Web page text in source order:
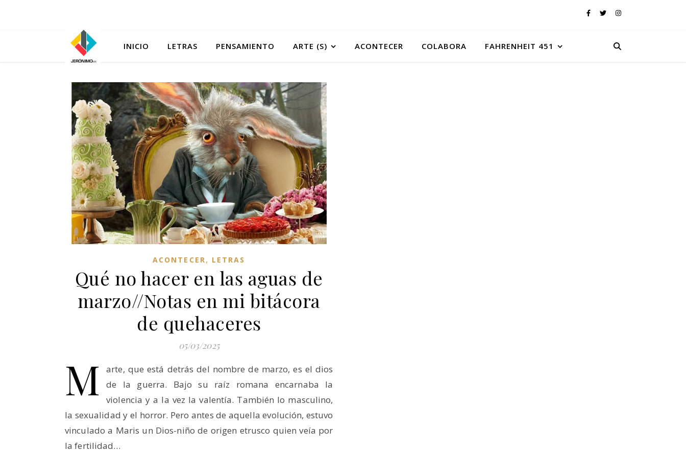
INICIO LETRAS PENSAMIENTO ARTE (S) ACONTECER COLABORA FAHRENHEIT 451
ACONTECER, LETRAS
Qué no hacer en las aguas de
marzo//Notas en mi bitácora
de quehaceres
05/03/2025
M
arte, que está detrás del nombre de marzo, es el dios
de la guerra. Bajo su raíz romana encarnaba la
violencia y a la vez la valentía. También lo masculino,
la sexualidad y el horror. Pero antes de aquella evolución, estuvo
vinculado a Maris un Dios-niño de origen etrusco quien veía por
la fertilidad…